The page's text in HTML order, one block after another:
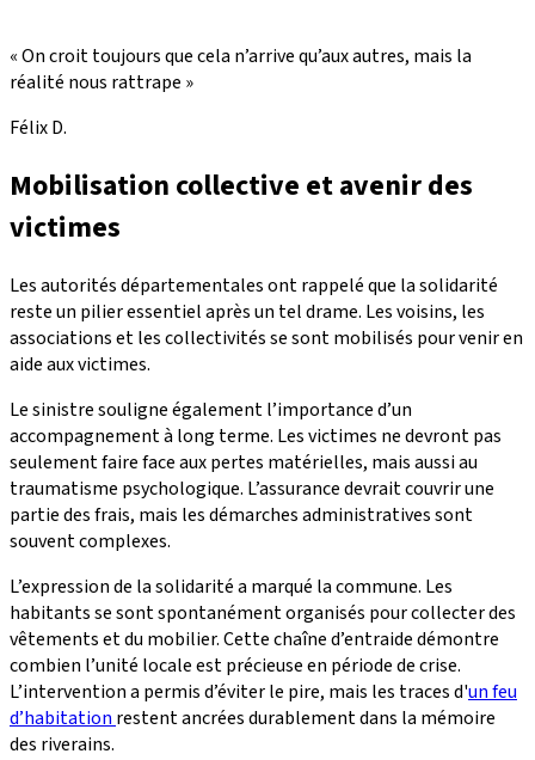
« On croit toujours que cela n’arrive qu’aux autres, mais la
réalité nous rattrape »
Félix D.
Mobilisation collective et avenir des
victimes
Les autorités départementales ont rappelé que la solidarité
reste un pilier essentiel après un tel drame. Les voisins, les
associations et les collectivités se sont mobilisés pour venir en
aide aux victimes.
Le sinistre souligne également l’importance d’un
accompagnement à long terme. Les victimes ne devront pas
seulement faire face aux pertes matérielles, mais aussi au
traumatisme psychologique. L’assurance devrait couvrir une
partie des frais, mais les démarches administratives sont
souvent complexes.
L’expression de la solidarité a marqué la commune. Les
habitants se sont spontanément organisés pour collecter des
vêtements et du mobilier. Cette chaîne d’entraide démontre
combien l’unité locale est précieuse en période de crise.
L’intervention a permis d’éviter le pire, mais les traces d'un feu
d’habitation restent ancrées durablement dans la mémoire
des riverains.